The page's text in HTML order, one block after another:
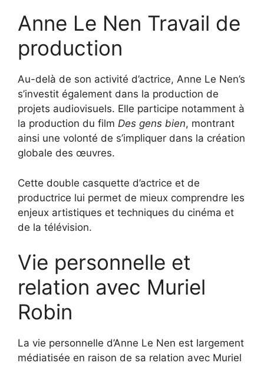
Anne Le Nen Travail de
production
Au-delà de son activité d’actrice, Anne Le Nen’s
s’investit également dans la production de
projets audiovisuels. Elle participe notamment à
la production du film Des gens bien, montrant
ainsi une volonté de s’impliquer dans la création
globale des œuvres.
Cette double casquette d’actrice et de
productrice lui permet de mieux comprendre les
enjeux artistiques et techniques du cinéma et
de la télévision.
Vie personnelle et
relation avec Muriel
Robin
La vie personnelle d’Anne Le Nen est largement
médiatisée en raison de sa relation avec Muriel